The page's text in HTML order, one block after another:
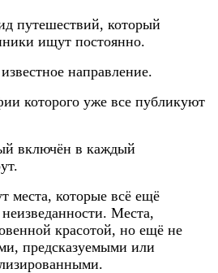
путешествий, который
ищут постоянно.
направление.
которого уже все публикуют
включён в каждый
места, которые всё ещё
Места,
красотой, но ещё не
предсказуемыми или